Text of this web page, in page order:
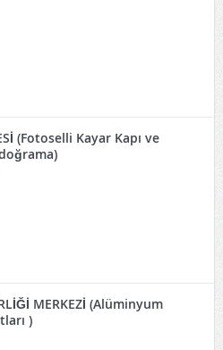
(Fotoselli Kayar Kapı ve
MERKEZİ (Alüminyum
)